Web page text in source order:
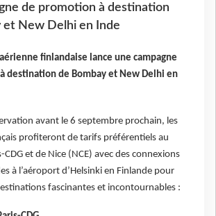
de promotion à destination
et New Delhi en Inde
finlandaise lance une campagne
destination de Bombay et New Delhi en
avant le 6 septembre prochain, les
profiteront de tarifs préférentiels au
et de Nice (NCE) avec des connexions
à l’aéroport d’Helsinki en Finlande pour
fascinantes et incontournables :